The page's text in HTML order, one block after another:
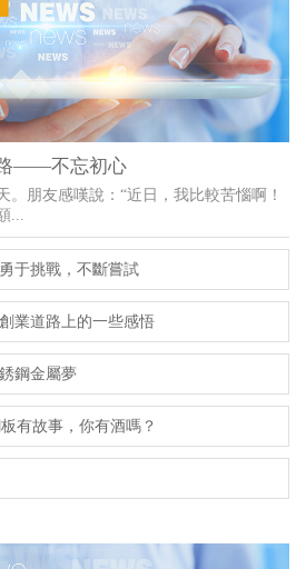
——不忘初心
。朋友感嘆說：“近日，我比較苦惱啊！
...
于挑戰，不斷嘗試
業道路上的一些感悟
鋼金屬夢
有故事，你有酒嗎？